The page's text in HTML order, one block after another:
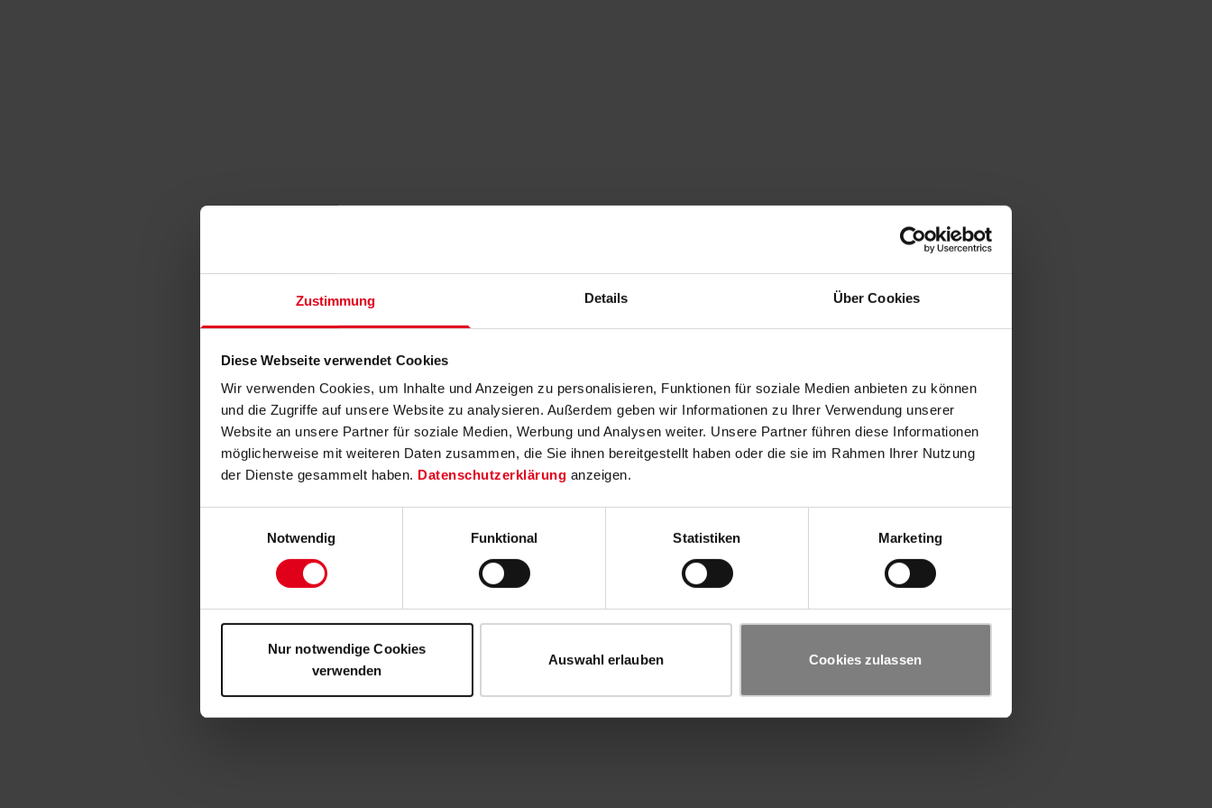
Zustimmung Details Über Cookies
Diese Webseite verwendet Cookies
Wir verwenden Cookies, um Inhalte und Anzeigen zu personalisieren, Funktionen für soziale Medien anbieten zu können
und die Zugriffe auf unsere Website zu analysieren. Außerdem geben wir Informationen zu Ihrer Verwendung unserer
Website an unsere Partner für soziale Medien, Werbung und Analysen weiter. Unsere Partner führen diese Informationen
möglicherweise mit weiteren Daten zusammen, die Sie ihnen bereitgestellt haben oder die sie im Rahmen Ihrer Nutzung
der Dienste gesammelt haben. Datenschutzerklärung anzeigen.
Notwendig
Funktional Statistiken Marketing
Nur notwendige Cookies
verwenden
Auswahl erlauben Cookies zulassen